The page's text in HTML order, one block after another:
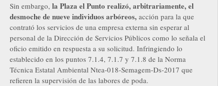
Sin embargo, la Plaza el Punto realizó, arbitrariamente, el
desmoche de nueve individuos arbóreos, acción para la que
contrató los servicios de una empresa externa sin esperar al
personal de la Dirección de Servicios Públicos como lo señala el
oficio emitido en respuesta a su solicitud. Infringiendo lo
establecido en los puntos 7.1.4, 7.1.7 y 7.1.8 de la Norma
Técnica Estatal Ambiental Ntea-018-Semagem-Ds-2017 que
refieren la supervisión de las labores de poda.